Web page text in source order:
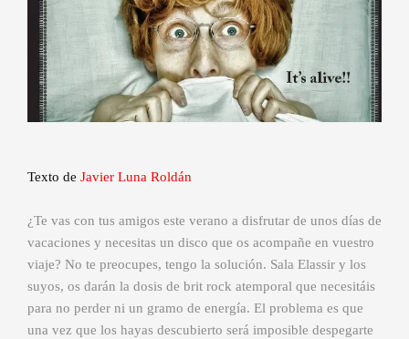
Texto de Javier Luna Roldán
¿Te vas con tus amigos este verano a disfrutar de unos días de
vacaciones y necesitas un disco que os acompañe en vuestro
viaje? No te preocupes, tengo la solución. Sala Elassir y los
suyos, os darán la dosis de brit rock atemporal que necesitáis
para no perder ni un gramo de energía. El problema es que
una vez que los hayas descubierto será imposible despegarte